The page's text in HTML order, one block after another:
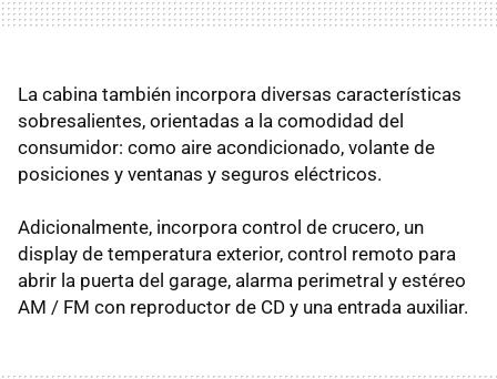
La cabina también incorpora diversas características
sobresalientes, orientadas a la comodidad del
consumidor: como aire acondicionado, volante de
posiciones y ventanas y seguros eléctricos.
Adicionalmente, incorpora control de crucero, un
display de temperatura exterior, control remoto para
abrir la puerta del garage, alarma perimetral y estéreo
AM / FM con reproductor de CD y una entrada auxiliar.